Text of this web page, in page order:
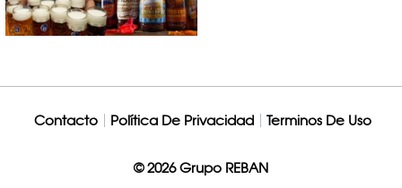
Contacto Política De Privacidad Terminos De Uso
© 2026 Grupo REBAN